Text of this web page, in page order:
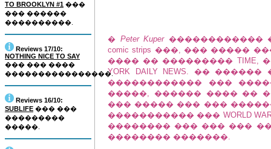
TO BROOKLYN #1 ���
��� ������
����������.
Reviews 17/10:
NOTHING NICE TO SAY
��� ��� ����
����������������.
Reviews 16/10:
SUBLIFE ��� ���
���������
�����.
� Peter Kuper������������
comic strips ���, ��� �����
���� �� ��������� TIME, ��
YORK DAILY NEWS. ��
������������ ���
�����, ������ ���� ��
��� ����� ��� ���
����������� ��� WORLD
�������� ��� ��� ���
�������� �������.